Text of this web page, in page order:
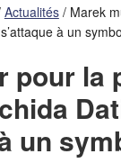
Actualités /Marek
à un
pour la
un